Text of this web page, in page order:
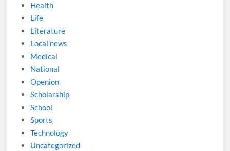
Health
Life
Literature
Local news
Medical
National
Openion
Scholarship
School
Sports
Technology
Uncategorized